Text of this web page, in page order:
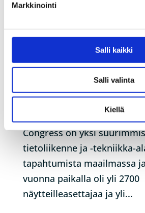
Markkinointi
Salli kaikki
Salli valinta
Kiellä
Terveisiä Barcelonasta!
bypyhanet_wp|Mar 11, 2024|
Vietimme helmikuun
Congress on yksi
tietoliikenne ja -tekniikka-
tapahtumista maailmassa
vuonna paikalla oli yli 2700
näytteilleasettajaa ja yli...